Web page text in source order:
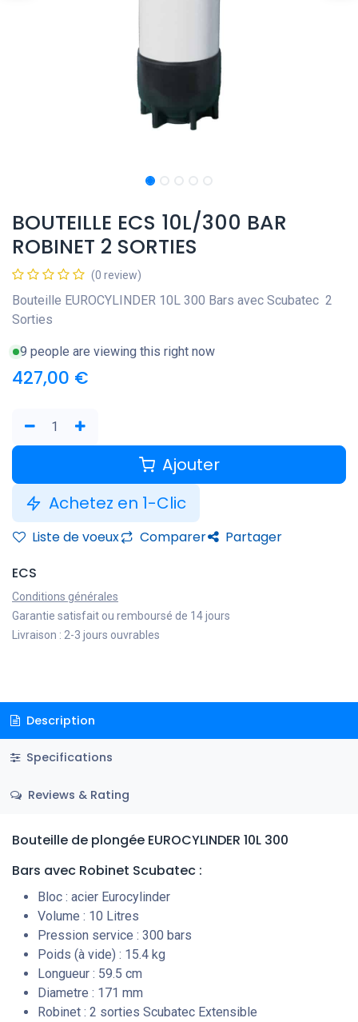
BOUTEILLE ECS 10L/300 BAR
ROBINET 2 SORTIES
(0 review)
Bouteille EUROCYLINDER 10L 300 Bars avec Scubatec 2
Sorties
9 people are viewing this right now
427,00 €
Ajouter
Achetez en 1-Clic
Liste de voeux Comparer
Partager
ECS
Conditions générales
Garantie satisfait ou remboursé de 14 jours
Livraison : 2-3 jours ouvrables
Description
Specifications
Reviews & Rating
Bouteille de plongée EUROCYLINDER 10L 300
Bars avec Robinet Scubatec :
Bloc : acier Eurocylinder
Volume : 10 Litres
Pression service : 300 bars
Poids (à vide) : 15.4 kg
Longueur : 59.5 cm
Diametre : 171 mm
Robinet : 2 sorties Scubatec Extensible